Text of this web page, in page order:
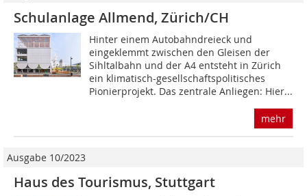
Schulanlage Allmend, Zürich/CH
Hinter einem Autobahndreieck und
eingeklemmt zwischen den Gleisen der
Sihltalbahn und der A4 entsteht in Zürich
ein klimatisch-gesellschaftspolitisches
Pionierprojekt. Das zentrale Anliegen: Hier...
mehr
Ausgabe 10/2023
Haus des Tourismus, Stuttgart